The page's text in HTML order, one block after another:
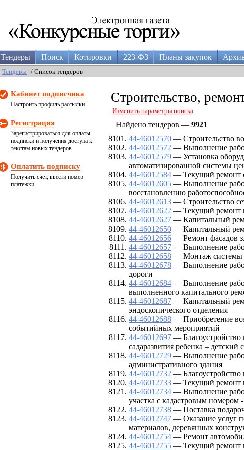
Тендеры Поиск Котировки 223-ФЗ Планы закупок
Тендеры / Список тендеров
Кабинет подписчика
Настроить профиль рассылки
Регистрация
Зарегистрироваться для оплаты
подписки и получения доступа к
текстам новых тендеров
Оплатить подписку
Получить счет, ввести номер
платежки
Строительство,
Изменить параметры поиска
Найдено тендеров — 9921
44-46012570 — Строительство
44-46012572 — Выполнение
44-46012579 — Установка
автоматизированной системы
44-46012584 — Текущий ремонт
44-46012605 — Выполнение
восстановлению
44-46012613 — Строительство
44-46012622 — Текущий ремонт
44-46012627 — Капитальный
44-46012650 — Капитальный
44-46012656 — Ремонт фасадов
44-46012657 — Выполнение
44-46012658 — Монтаж системы
44-46012678 — Выполнение
дороги
44-46012684 — Выполнение
выполненного капитального
44-46012687 — Капитальный
эндоскопического отделения
44-46012688 — Приобретение
событийных мероприятий
44-46012697 — Благоустройство
садаразвития ребенка – детский
44-46012729 — Выполнение
административного здания
44-46012732 —
44-46012733 — Текущий ремонт
44-46012734 — Выполнение
участка с кадастровым номером
44-46012738 — Поставка
44-46012747 — Оказание услуг
материалов, деревянных
44-46012754 — Ремонт
44-46012755 — Текущий ремонт